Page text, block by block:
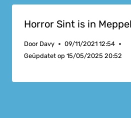
Horror Sint is in
Door Davy
09/11/2021 12:54
Geüpdatet op 15/05/2025 20:52